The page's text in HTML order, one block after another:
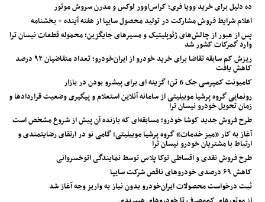
ده دلیل برای خرید وویا فری؛ کراس‌اوور لوکس و مدرن سروش موتور
اعلام شرایط فروش مشارکت در تولید محصول سایپا از هفته آینده + بخشنامه
پس از عبور از چالش‌های ژئوپلیتیک و مسیرهای جایگزین؛ محموله قطعات نیسان ترا
وارد گمرکات کشور شد
ریزش کم‌ سابقه تقاضا برای خرید خودرو از ایران‌خودرو؛ تعداد متقاضیان ۹۲ درصد
کاهش یافت
کامیونت کمپرسی جک 6 تن؛ گزینه ای برای پیشرو بودن در بازار
رونمایی گروه پرشیا موبیلیتی از سامانه آنلاین استعلام و پیگیری وضعیت قراردادها و
زمان تحویل خودرو نیسان ترا
طرح فروش جدید کوشا خودرو؛ مسابقه‌ای که بازنده آن پیش از شروع مشخص است
آغاز به کار «میز خدمات» گروه پرشیا موبیلیتی؛ گامی نو در ارتقای رضایتمندی و
ارتباط با مشتریان خودرو نیسان ترا
طرح فروش نقدی و اقساطی توکا پلاس توسط نمایندگی اتوخسروانی
کاهش ۶۹ درصدی خودروهای ناقص شرکت سایپا
ثبت درخواست محصولات ایران‌خودرو بدون نیاز به واریز وجه آغاز شد